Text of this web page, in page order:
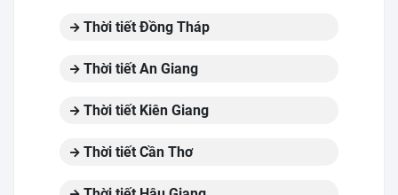
Thời tiết Đồng Tháp
Thời tiết An Giang
Thời tiết Kiên Giang
Thời tiết Cần Thơ